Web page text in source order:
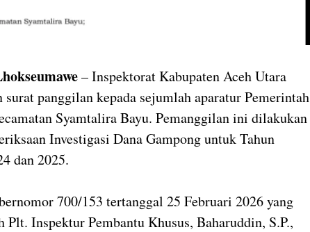
– Inspektorat Kabupaten Aceh Utara
surat panggilan kepada sejumlah aparatur Pemerintah
Syamtalira Bayu. Pemanggilan ini dilakukan
Investigasi Dana Gampong untuk Tahun
dan 2025.
700/153 tertanggal 25 Februari 2026 yang
Plt. Inspektur Pembantu Khusus, Baharuddin, S.P.,